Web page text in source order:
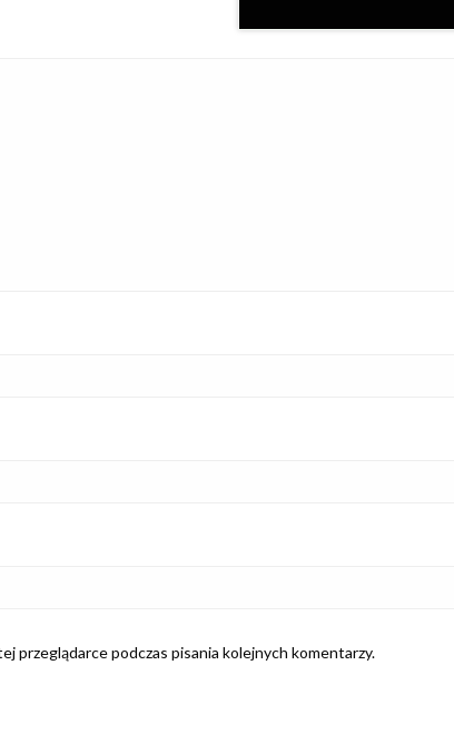
przeglądarce podczas pisania kolejnych komentarzy.